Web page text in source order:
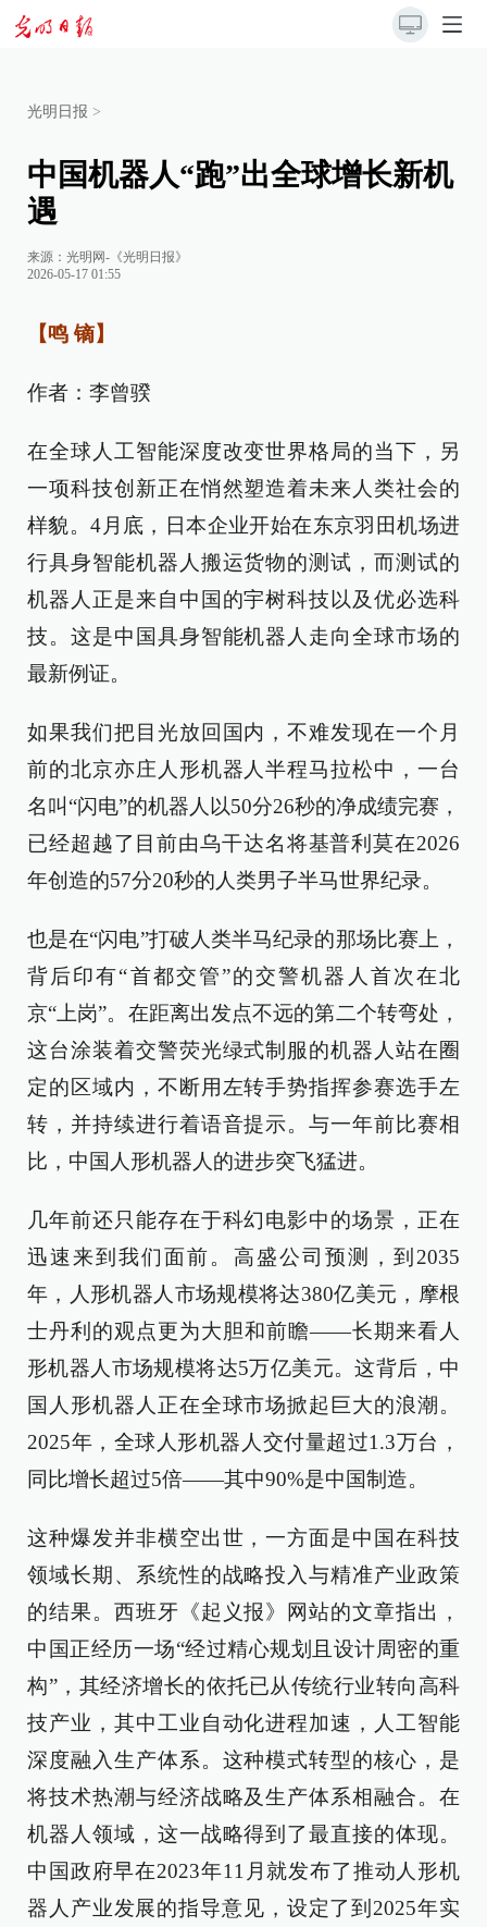
光明日报 >
中国机器人“跑”出全球增长新机
遇
来源： 光明网-《光明日报》
2026-05-17 01:55
【鸣 镝】
作者：李曾骙
在全球人工智能深度改变世界格局的当下，另
一项科技创新正在悄然塑造着未来人类社会的
样貌。4月底，日本企业开始在东京羽田机场进
行具身智能机器人搬运货物的测试，而测试的
机器人正是来自中国的宇树科技以及优必选科
技。这是中国具身智能机器人走向全球市场的
最新例证。
如果我们把目光放回国内，不难发现在一个月
前的北京亦庄人形机器人半程马拉松中，一台
名叫“闪电”的机器人以50分26秒的净成绩完赛，
已经超越了目前由乌干达名将基普利莫在2026
年创造的57分20秒的人类男子半马世界纪录。
也是在“闪电”打破人类半马纪录的那场比赛上，
背后印有“首都交管”的交警机器人首次在北
京“上岗”。在距离出发点不远的第二个转弯处，
这台涂装着交警荧光绿式制服的机器人站在圈
定的区域内，不断用左转手势指挥参赛选手左
转，并持续进行着语音提示。与一年前比赛相
比，中国人形机器人的进步突飞猛进。
几年前还只能存在于科幻电影中的场景，正在
迅速来到我们面前。高盛公司预测，到2035
年，人形机器人市场规模将达380亿美元，摩根
士丹利的观点更为大胆和前瞻——长期来看人
形机器人市场规模将达5万亿美元。这背后，中
国人形机器人正在全球市场掀起巨大的浪潮。
2025年，全球人形机器人交付量超过1.3万台，
同比增长超过5倍——其中90%是中国制造。
这种爆发并非横空出世，一方面是中国在科技
领域长期、系统性的战略投入与精准产业政策
的结果。西班牙《起义报》网站的文章指出，
中国正经历一场“经过精心规划且设计周密的重
构”，其经济增长的依托已从传统行业转向高科
技产业，其中工业自动化进程加速，人工智能
深度融入生产体系。这种模式转型的核心，是
将技术热潮与经济战略及生产体系相融合。在
机器人领域，这一战略得到了最直接的体现。
中国政府早在2023年11月就发布了推动人形机
器人产业发展的指导意见，设定了到2025年实